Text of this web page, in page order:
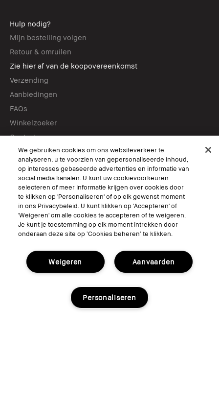
Hulp nodig?
Mijn bestelling volgen
Retour & omruilen
Zie hier af van de koopovereenkomst
Verzending
Aanbiedingen
FAQs
Winkelzoeker
Contact us
Services
Boek een afspraak in-store
Virtual Try-On
Volg ons
© Bobbi Brown Professional Cosmetics, Inc. All worldwide rights reserved.
Mijn persoonlijke informatie niet verkopen of delen/Gerichte
Het gebruik van mijn gevoelige persoonlijke informatie beperken.
We gebruiken cookies om ons websiteverkeer te
analyseren, u te voorzien van gepersonaliseerde inhoud,
op interesses gebaseerde advertenties en informatie van
social media kanalen. U kunt uw cookievoorkeuren
selecteren of meer informatie krijgen over cookies door
te klikken op 'Personaliseren' of op elk gewenst moment
in ons Privacybeleid. U kunt klikken op 'Accepteren' of
'Weigeren' om alle cookies te accepteren of te weigeren.
Je kunt je toestemming op elk moment intrekken door
onderaan deze site op ‘Cookies beheren’ te klikken.
Aanvaarden
Weigeren
Personaliseren